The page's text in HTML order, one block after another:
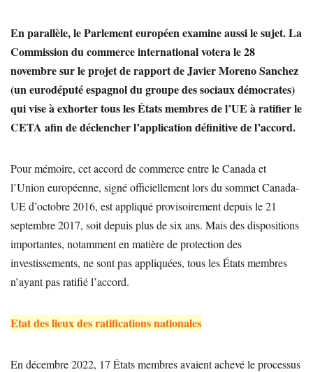
En parallèle, le Parlement européen examine aussi le sujet. La
Commission du commerce international votera le 28
novembre sur le projet de rapport de Javier Moreno Sanchez
(un eurodéputé espagnol du groupe des sociaux démocrates)
qui vise à exhorter tous les États membres de l’UE à ratifier le
CETA afin de déclencher l’application définitive de l’accord.
Pour mémoire, cet accord de commerce entre le Canada et
l’Union européenne, signé officiellement lors du sommet Canada-
UE d’octobre 2016, est appliqué provisoirement depuis le 21
septembre 2017, soit depuis plus de six ans. Mais des dispositions
importantes, notamment en matière de protection des
investissements, ne sont pas appliquées, tous les États membres
n’ayant pas ratifié l’accord.
Etat des lieux des ratifications nationales
En décembre 2022, 17 États membres avaient achevé le processus